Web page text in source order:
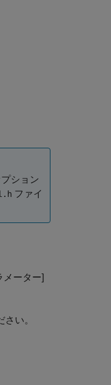
ション
ファイ
メーター]
い。